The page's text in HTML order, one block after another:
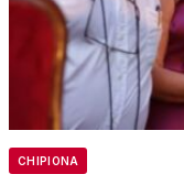
CHIPIONA